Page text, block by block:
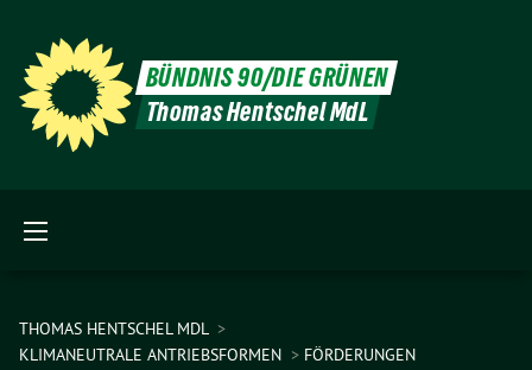
BÜNDNIS 90/DIE GRÜNEN
Thomas Hentschel MdL
THOMAS HENTSCHEL MDL
KLIMANEUTRALE ANTRIEBSFORMEN
FÖRDERUNGEN